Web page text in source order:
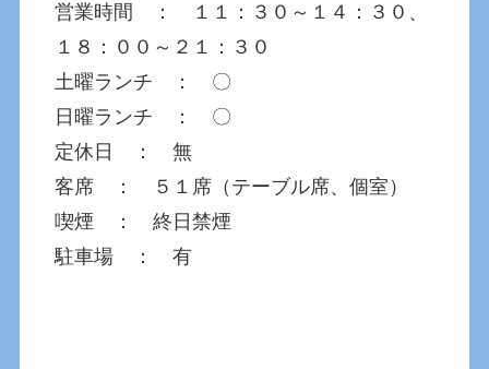
営業時間 ： １１：３０～１４：３０、
１８：００～２１：３０
土曜ランチ ： 〇
日曜ランチ ： 〇
定休日 ： 無
客席 ： ５１席（テーブル席、個室）
喫煙 ： 終日禁煙
駐車場 ： 有